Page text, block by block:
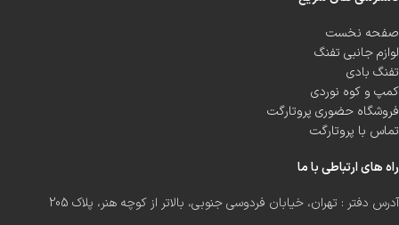
صفحه نخست
لوازم جانبی تفنگ
تفنگ بادی
کمپ و کوه نوردی
فروشگاه حضوری پروتارگت
تماس با پروتارگت
راه های ارتباطی با ما
آدرس دفتر : تهران، خیابان فردوسی جنوبی، بالاتر از کوچه هنر، پلاک 205